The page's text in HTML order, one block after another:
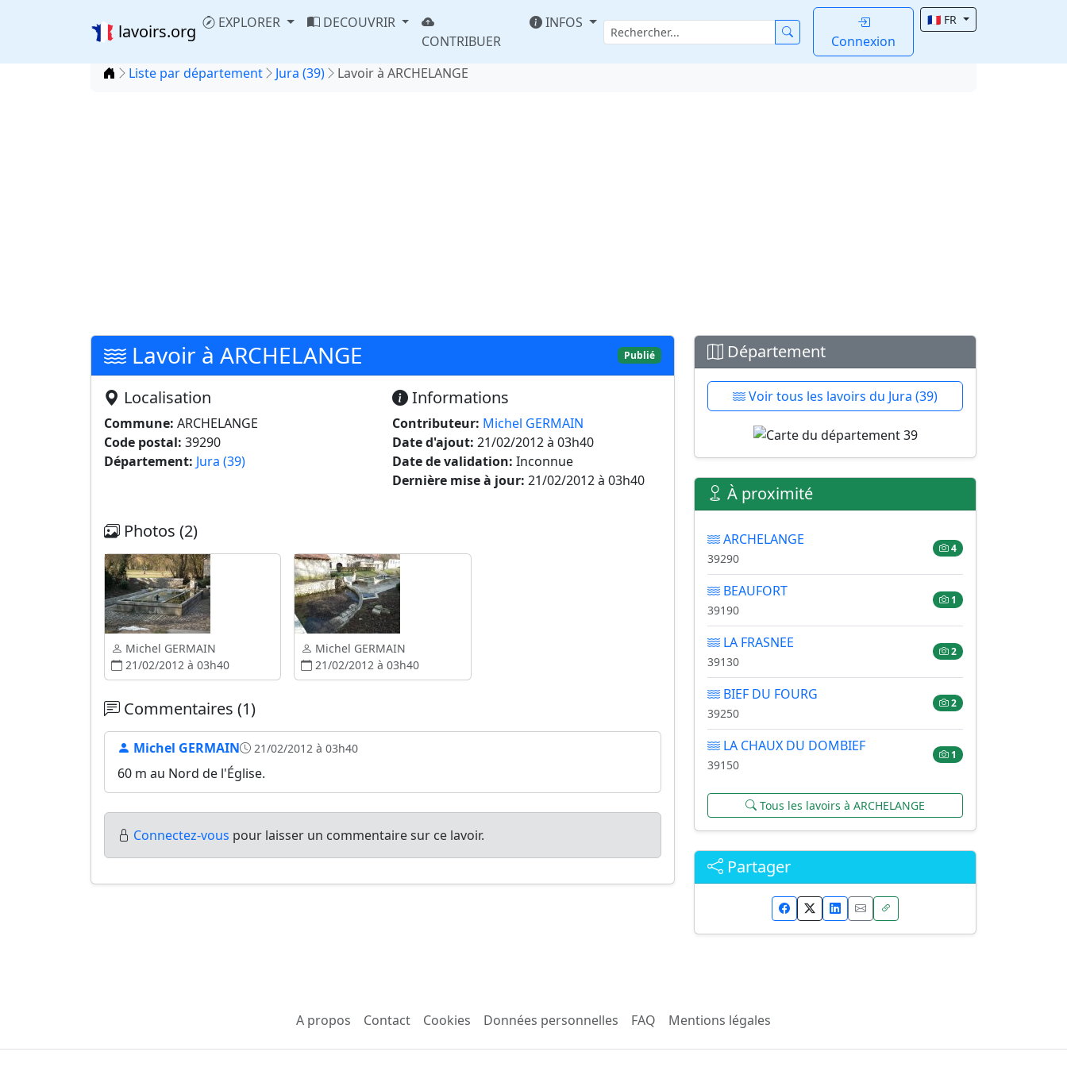
lavoirs.org EXPLORER
DECOUVRIR
CONTRIBUER
INFOS
Connexion
🇫🇷 FR
Accueil
Liste par département Jura (39) Lavoir à ARCHELANGE
Lavoir à ARCHELANGE Publié
Localisation
Commune: ARCHELANGE
Code postal: 39290
Département: Jura (39)
Informations
Contributeur: Michel GERMAIN
Date d'ajout: 21/02/2012 à 03h40
Date de validation: Inconnue
Dernière mise à jour: 21/02/2012 à 03h40
Photos (2)
Michel GERMAIN
21/02/2012 à 03h40
Michel GERMAIN
21/02/2012 à 03h40
Commentaires (1)
Michel GERMAIN 21/02/2012 à 03h40
60 m au Nord de l'Église.
Connectez-vous pour laisser un commentaire sur ce lavoir.
Département
Voir tous les lavoirs du Jura (39)
À proximité
ARCHELANGE
39290
4
BEAUFORT
39190
1
LA FRASNEE
39130
2
BIEF DU FOURG
39250
2
LA CHAUX DU DOMBIEF
39150
1
Tous les lavoirs à ARCHELANGE
Partager
A propos Contact Cookies Données personnelles FAQ Mentions légales